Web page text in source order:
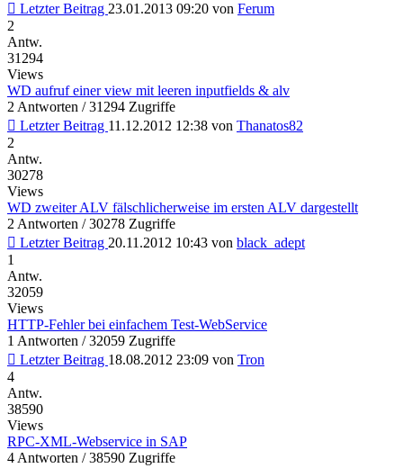
Letzter Beitrag 23.01.2013 09:20 von Ferum
2
Antw.
31294
Views
WD aufruf einer view mit leeren inputfields & alv
2 Antworten / 31294 Zugriffe
Letzter Beitrag 11.12.2012 12:38 von Thanatos82
2
Antw.
30278
Views
WD zweiter ALV fälschlicherweise im ersten ALV dargestellt
2 Antworten / 30278 Zugriffe
Letzter Beitrag 20.11.2012 10:43 von black_adept
1
Antw.
32059
Views
HTTP-Fehler bei einfachem Test-WebService
1 Antworten / 32059 Zugriffe
Letzter Beitrag 18.08.2012 23:09 von Tron
4
Antw.
38590
Views
RPC-XML-Webservice in SAP
4 Antworten / 38590 Zugriffe